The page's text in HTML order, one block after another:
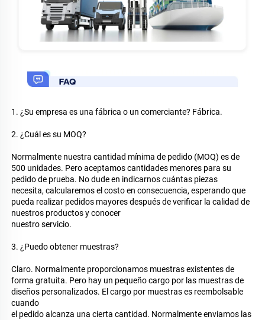
1. ¿Su empresa es una fábrica o un comerciante? Fábrica.
2. ¿Cuál es su MOQ?
Normalmente nuestra cantidad mínima de pedido (MOQ) es de
500 unidades. Pero aceptamos cantidades menores para su
pedido de prueba. No dude en indicarnos cuántas piezas
necesita, calcularemos el costo en consecuencia, esperando que
pueda realizar pedidos mayores después de verificar la calidad de
nuestros productos y conocer
nuestro servicio.
3. ¿Puedo obtener muestras?
Claro. Normalmente proporcionamos muestras existentes de
forma gratuita. Pero hay un pequeño cargo por las muestras de
diseños personalizados. El cargo por muestras es reembolsable
cuando
el pedido alcanza una cierta cantidad. Normalmente enviamos las